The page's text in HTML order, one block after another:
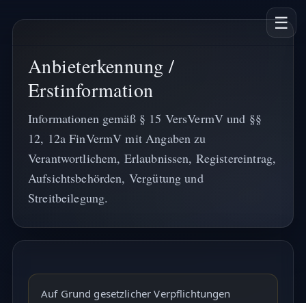
☰
Anbieterkennung /
Erstinformation
Informationen gemäß § 15 VersVermV und §§
12, 12a FinVermV mit Angaben zu
Verantwortlichem, Erlaubnissen, Registereintrag,
Aufsichtsbehörden, Vergütung und
Streitbeilegung.
Auf Grund gesetzlicher Verpflichtungen